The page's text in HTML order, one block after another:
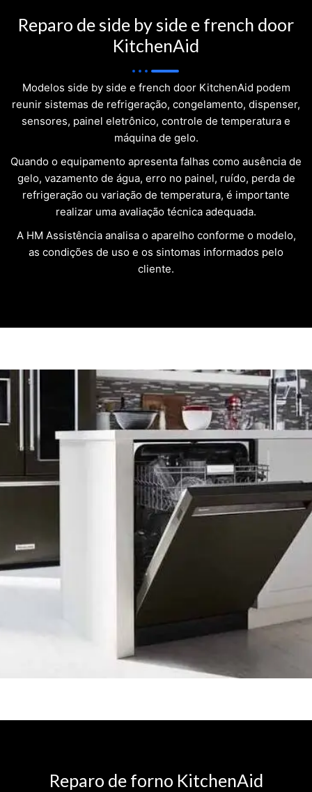
Reparo de side by side e french door
KitchenAid
Modelos side by side e french door KitchenAid podem
reunir sistemas de refrigeração, congelamento, dispenser,
sensores, painel eletrônico, controle de temperatura e
máquina de gelo.
Quando o equipamento apresenta falhas como ausência de
gelo, vazamento de água, erro no painel, ruído, perda de
refrigeração ou variação de temperatura, é importante
realizar uma avaliação técnica adequada.
A HM Assistência analisa o aparelho conforme o modelo,
as condições de uso e os sintomas informados pelo
cliente.
Reparo de forno KitchenAid